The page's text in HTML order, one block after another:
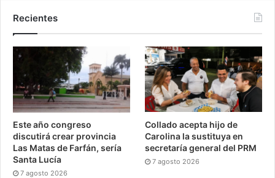
Recientes
Este año congreso
discutirá crear provincia
Las Matas de Farfán, sería
Santa Lucía
7 agosto 2026
Collado acepta hijo de
Carolina la sustituya en
secretaría general del PRM
7 agosto 2026